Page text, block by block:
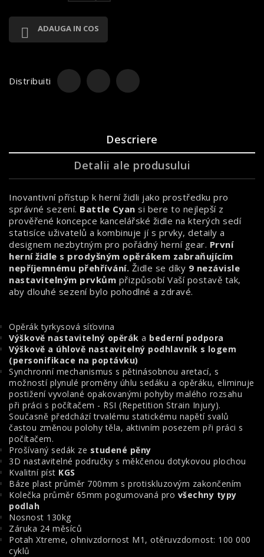
 ADAUGA IN COS
Distribuiti
Descriere
Detalii ale produsului
Inovantivní přístup k herní židli jako prostředku pro
správné sezení. Battle Cyan si bere to nejlepší z
prověřené koncepce kancelářské židle na kterých sedí
statisíce uživatelů a kombinuje jí s prvky, detaily a
designem nezbytným pro pořádný herní gear. První
herní židle s prodyšným opěrákem zabraňujícím
nepříjemnému přehřívání. Židle se díky 9 nezávisle
nastavitelným prvkům přizpůsobí Vaší postavě tak,
aby dlouhé sezení bylo pohodlné a zdravé.
Opěrák tyrkysová síťovina
Výškově nastavitelný opěrák a bederní podpora
Výškově a úhlově nastavitelný podhlavník s logem
(personifikace na poptávku)
Synchronní mechanismus s pětinásobnou aretací, s
možností plynulé proměny úhlu sedáku a opěráku, eliminuje
postižení vyvolané opakovanými pohyby malého rozsahu
při práci s počítačem - RSI (Repetition Strain Injury).
Současně předchází trvalému statickému napětí svalů
častou změnou polohy těla, aktivním posezem při práci s
počítačem.
Prošívaný sedák ze studené pěny
3D nastavitelné područky s měkčenou dotykovou plochou
Kvalitní píst KGS
Báze plast průměr 700mm s protiskluzovým zakončením
Kolečka průměr 65mm pogumovaná pro všechny typy
podlah
Nosnost 130kg
Záruka 24 měsíců
Potah Xtreme, ohnivzdornost M1, otěruvzdornost: 100 000
cyklů